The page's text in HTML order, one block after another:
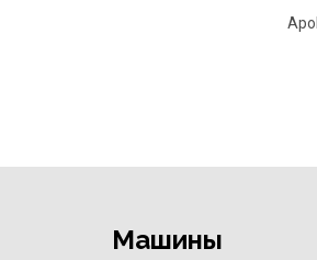
Машины